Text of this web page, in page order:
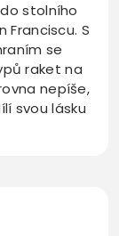
stolního
Franciscu. S
se
raket na
nepíše,
svou lásku